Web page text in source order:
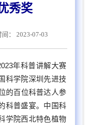
秀奖
： 2023-07-03
年科普讲解大赛
科学院深圳先进技
的百位科普达人参
科普盛宴。中国科
学院西北特色植物